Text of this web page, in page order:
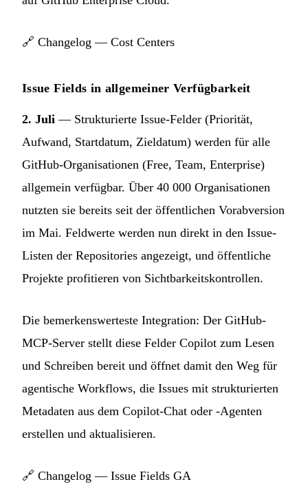
🔗 Changelog — Cost Centers
Issue Fields in allgemeiner Verfügbarkeit
2. Juli — Strukturierte Issue-Felder (Priorität,
Aufwand, Startdatum, Zieldatum) werden für alle
GitHub-Organisationen (Free, Team, Enterprise)
allgemein verfügbar. Über 40 000 Organisationen
nutzten sie bereits seit der öffentlichen Vorabversion
im Mai. Feldwerte werden nun direkt in den Issue-
Listen der Repositories angezeigt, und öffentliche
Projekte profitieren von Sichtbarkeitskontrollen.
Die bemerkenswerteste Integration: Der GitHub-
MCP-Server stellt diese Felder Copilot zum Lesen
und Schreiben bereit und öffnet damit den Weg für
agentische Workflows, die Issues mit strukturierten
Metadaten aus dem Copilot-Chat oder -Agenten
erstellen und aktualisieren.
🔗 Changelog — Issue Fields GA